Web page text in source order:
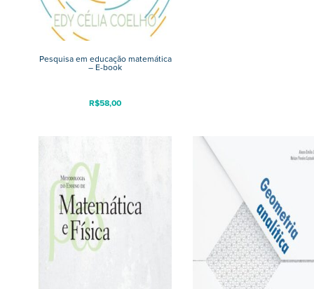
Pesquisa em educação matemática
– E-book
R$58,00